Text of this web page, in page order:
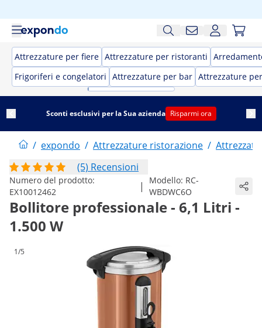
Attrezzature per fiere Attrezzature per ristoranti
Frigoriferi e congelatori Attrezzature per bar Attrezzature
Sconti esclusivi per la Sua azienda Risparmi ora
/ expondo / Attrezzature ristorazione /
(5) Recensioni
Numero del prodotto:
EX10012462
| Modello: RC-
WBDWC6O
Bollitore professionale - 6,1 Litri -
1.500 W
1/5